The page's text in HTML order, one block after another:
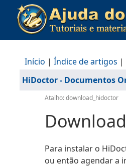
Início | Índice de artigos |
HiDoctor - Documentos
Atalho: download_hidoctor
Para instalar o
ou então agendar a